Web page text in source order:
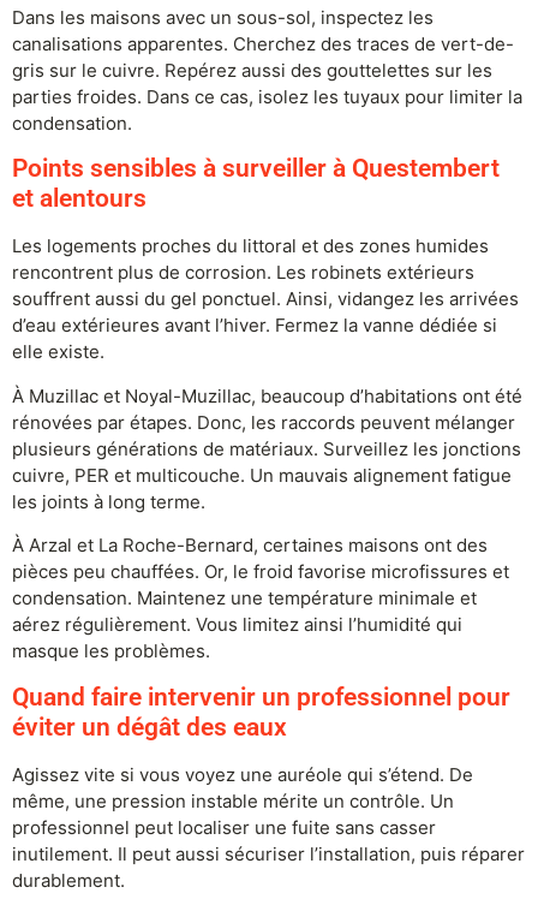
Dans les maisons avec un sous-sol, inspectez les
canalisations apparentes. Cherchez des traces de vert-de-
gris sur le cuivre. Repérez aussi des gouttelettes sur les
parties froides. Dans ce cas, isolez les tuyaux pour limiter la
condensation.
Points sensibles à surveiller à Questembert
et alentours
Les logements proches du littoral et des zones humides
rencontrent plus de corrosion. Les robinets extérieurs
souffrent aussi du gel ponctuel. Ainsi, vidangez les arrivées
d’eau extérieures avant l’hiver. Fermez la vanne dédiée si
elle existe.
À Muzillac et Noyal-Muzillac, beaucoup d’habitations ont été
rénovées par étapes. Donc, les raccords peuvent mélanger
plusieurs générations de matériaux. Surveillez les jonctions
cuivre, PER et multicouche. Un mauvais alignement fatigue
les joints à long terme.
À Arzal et La Roche-Bernard, certaines maisons ont des
pièces peu chauffées. Or, le froid favorise microfissures et
condensation. Maintenez une température minimale et
aérez régulièrement. Vous limitez ainsi l’humidité qui
masque les problèmes.
Quand faire intervenir un professionnel pour
éviter un dégât des eaux
Agissez vite si vous voyez une auréole qui s’étend. De
même, une pression instable mérite un contrôle. Un
professionnel peut localiser une fuite sans casser
inutilement. Il peut aussi sécuriser l’installation, puis réparer
durablement.